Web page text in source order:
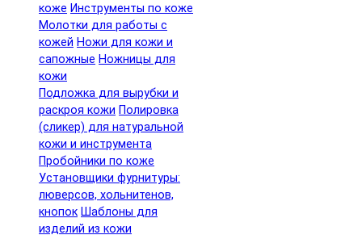
коже Инструменты по коже
Молотки для работы с
кожей Ножи для кожи и
сапожные Ножницы для
кожи
Подложка для вырубки и
раскроя кожи Полировка
(сликер) для натуральной
кожи и инструмента
Пробойники по коже
Установщики фурнитуры:
люверсов, хольнитенов,
кнопок Шаблоны для
изделий из кожи